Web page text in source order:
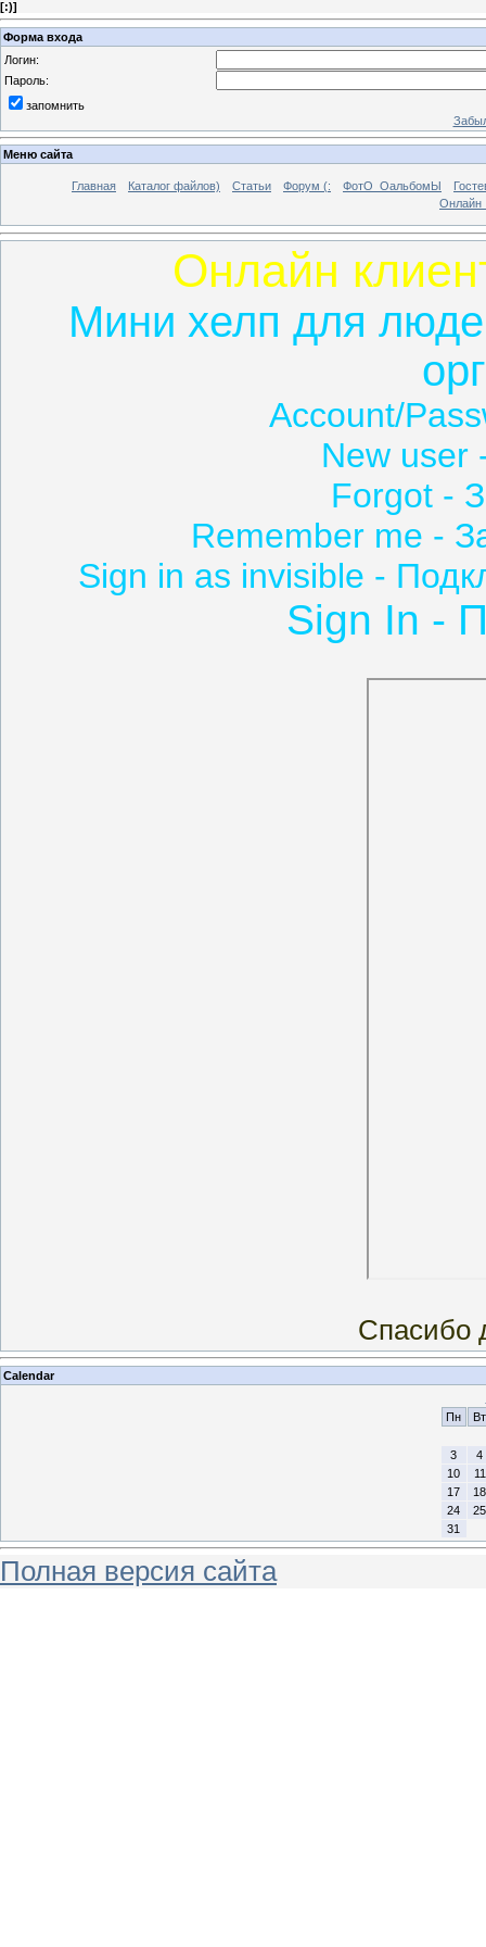
[:)]
Форма входа
Логин:
Пароль:
запомнить
Меню сайта
Главная Каталог файлов) Статьи Форум (: ФотО_ОальбомЫ
Онлайн
Онлайн
Мини хелп для
Account/
New user
Forgot -
Remember me -
Sign in as invisible -
Sign In -
Спасибо
Calendar
Пн
Вт
3
4
10
11
17
18
24
25
31
Полная версия сайта